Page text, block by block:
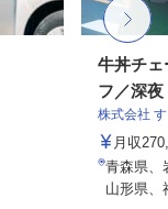
牛丼チェ
フ／深夜
株式会社
月収
青森県、
山形県、